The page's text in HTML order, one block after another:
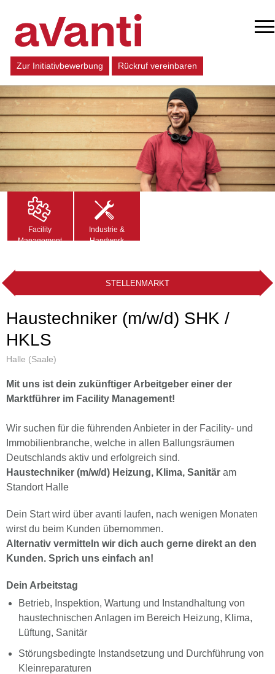
Zur Initiativbewerbung Rückruf vereinbaren
Facility
Management
Industrie &
Handwerk
STELLENMARKT
Haustechniker (m/w/d) SHK /
HKLS
Halle (Saale)
Mit uns ist dein zukünftiger Arbeitgeber einer der
Marktführer im Facility Management!
Wir suchen für die führenden Anbieter in der Facility- und
Immobilienbranche, welche in allen Ballungsräumen
Deutschlands aktiv und erfolgreich sind.
Haustechniker (m/w/d) Heizung, Klima, Sanitär am
Standort Halle
Dein Start wird über avanti laufen, nach wenigen Monaten
wirst du beim Kunden übernommen.
Alternativ vermitteln wir dich auch gerne direkt an den
Kunden. Sprich uns einfach an!
Dein Arbeitstag
Betrieb, Inspektion, Wartung und Instandhaltung von
haustechnischen Anlagen im Bereich Heizung, Klima,
Lüftung, Sanitär
Störungsbedingte Instandsetzung und Durchführung von
Kleinreparaturen